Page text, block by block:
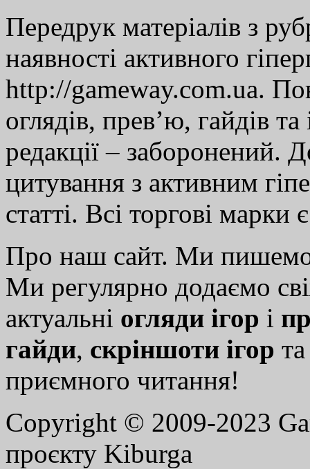
Передрук матеріалів з
наявності активного
http://gameway.com.ua.
оглядів, прев’ю, гайдів
редакції – заборонений.
цитування з активним
статті. Всі торгові марки
Про наш сайт. Ми
Ми регулярно додаємо
актуальні огляди ігор і
гайди, скріншоти ігор
приємного читання!
Copyright © 2009-2023
проєкту Kiburga